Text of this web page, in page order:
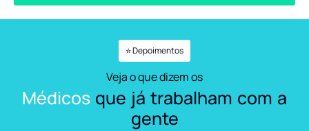
⭐ Depoimentos
Veja o que dizem os
Médicos que já trabalham com a
gente